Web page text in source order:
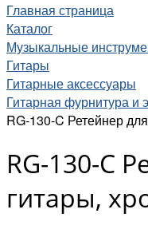
Главная страница
Каталог
Музыкальные
Гитары
Гитарные аксессуары
Гитарная фурнитура и
RG-130-C Ретейнер
RG-130-C
гитары,